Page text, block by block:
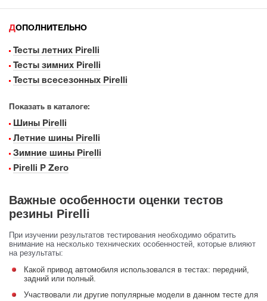
ДОПОЛНИТЕЛЬНО
Тесты летних Pirelli
Тесты зимних Pirelli
Тесты всесезонных Pirelli
Показать в каталоге:
Шины Pirelli
Летние шины Pirelli
Зимние шины Pirelli
Pirelli P Zero
Важные особенности оценки тестов
резины Pirelli
При изучении результатов тестирования необходимо обратить
внимание на несколько технических особенностей, которые влияют
на результаты:
Какой привод автомобиля использовался в тестах: передний,
задний или полный.
Участвовали ли другие популярные модели в данном тесте для